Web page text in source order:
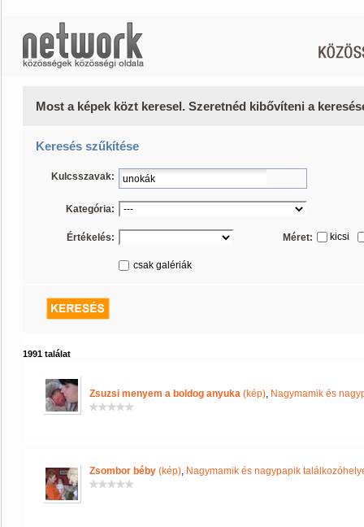
Most a képek közt keresel. Szeretnéd kibővíteni a
Keresés szűkítése
Kulcsszavak:
Kategória:
Értékelés: Méret: kicsi
csak galériák
1991 találat
Zsuzsi menyem a boldog anyuka (kép), Nagymamik és
Zsombor béby (kép), Nagymamik és nagypapik